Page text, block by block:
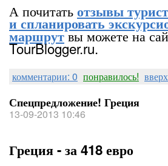
А почитатьотзывы
и спланировать
маршрутвы можете на
TourBlogger.ru.
комментарии: 0 понравилось!
Спецпредложение! Греция
13-09-2013 10:46
Греция - за 418 евро